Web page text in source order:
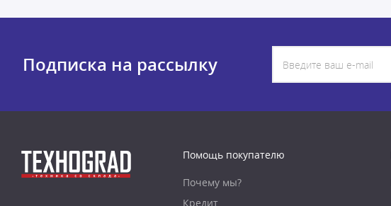
Подписка на рассылку
Помощь покупателю
Почему мы?
Кредит